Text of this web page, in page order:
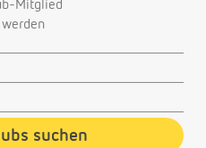
Mitglied
werden
suchen